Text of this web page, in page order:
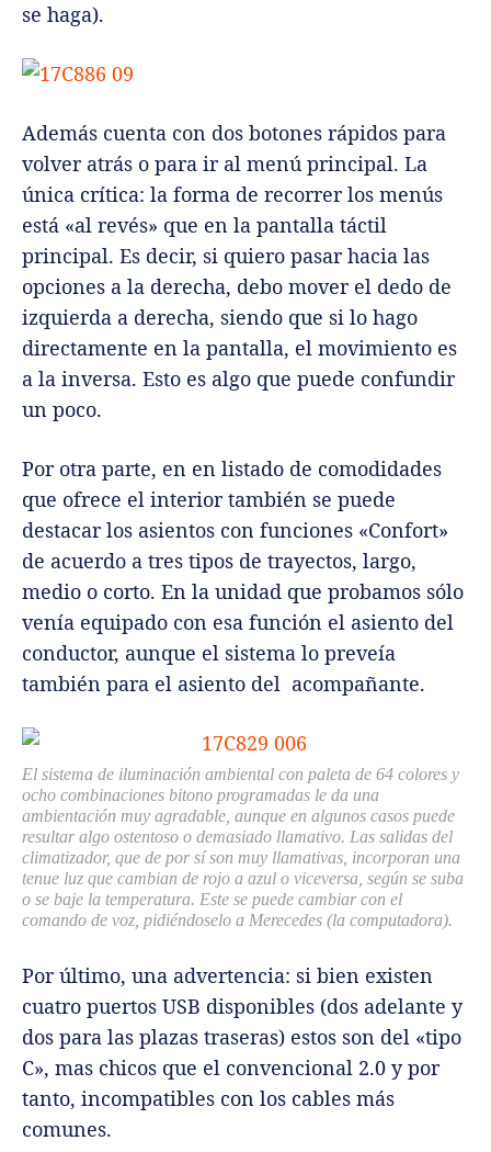
se haga).
Además cuenta con dos botones rápidos para
volver atrás o para ir al menú principal. La
única crítica: la forma de recorrer los menús
está «al revés» que en la pantalla táctil
principal. Es decir, si quiero pasar hacia las
opciones a la derecha, debo mover el dedo de
izquierda a derecha, siendo que si lo hago
directamente en la pantalla, el movimiento es
a la inversa. Esto es algo que puede confundir
un poco.
Por otra parte, en en listado de comodidades
que ofrece el interior también se puede
destacar los asientos con funciones «Confort»
de acuerdo a tres tipos de trayectos, largo,
medio o corto. En la unidad que probamos sólo
venía equipado con esa función el asiento del
conductor, aunque el sistema lo preveía
también para el asiento del acompañante.
El sistema de iluminación ambiental con paleta de 64 colores y
ocho combinaciones bitono programadas le da una
ambientación muy agradable, aunque en algunos casos puede
resultar algo ostentoso o demasiado llamativo. Las salidas del
climatizador, que de por sí son muy llamativas, incorporan una
tenue luz que cambian de rojo a azul o viceversa, según se suba
o se baje la temperatura. Este se puede cambiar con el
comando de voz, pidiéndoselo a Merecedes (la computadora).
Por último, una advertencia: si bien existen
cuatro puertos USB disponibles (dos adelante y
dos para las plazas traseras) estos son del «tipo
C», mas chicos que el convencional 2.0 y por
tanto, incompatibles con los cables más
comunes.